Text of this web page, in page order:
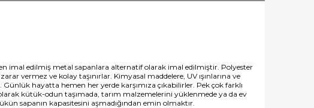
imal edilmiş metal sapanlara alternatif olarak imal edilmiştir. Polyester
vermez ve kolay taşınırlar. Kimyasal maddelere, UV ışınlarına ve
hayatta hemen her yerde karşımıza çıkabilirler. Pek çok farklı
kütük-odun taşımada, tarım malzemelerini yüklenmede ya da ev
sapanın kapasitesini aşmadığından emin olmaktır.